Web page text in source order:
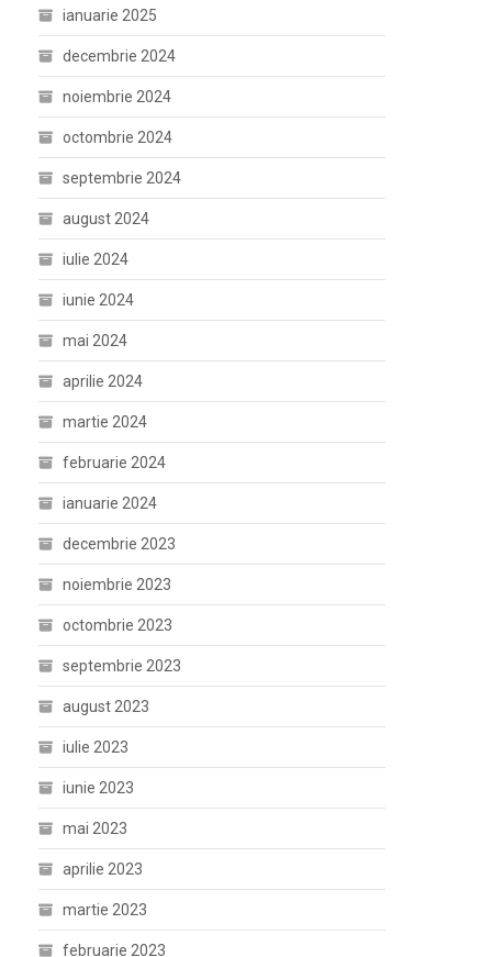
ianuarie 2025
decembrie 2024
noiembrie 2024
octombrie 2024
septembrie 2024
august 2024
iulie 2024
iunie 2024
mai 2024
aprilie 2024
martie 2024
februarie 2024
ianuarie 2024
decembrie 2023
noiembrie 2023
octombrie 2023
septembrie 2023
august 2023
iulie 2023
iunie 2023
mai 2023
aprilie 2023
martie 2023
februarie 2023